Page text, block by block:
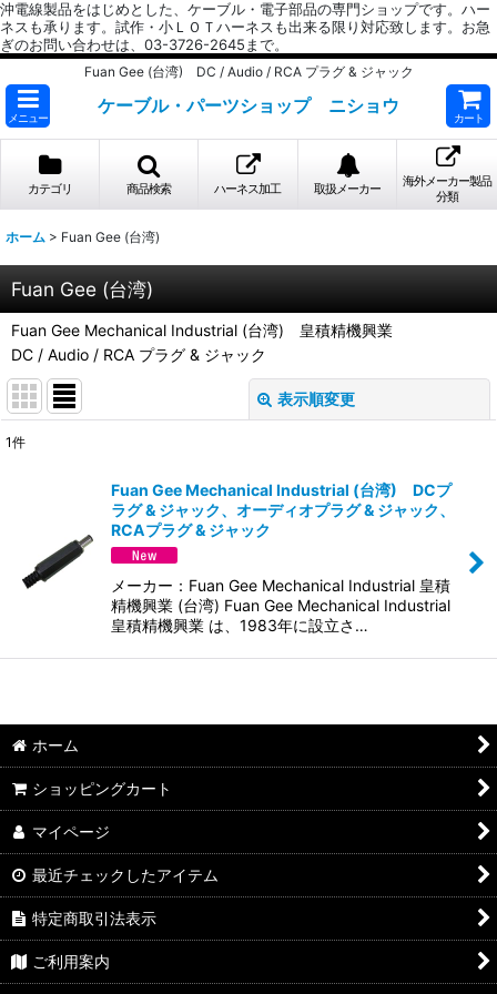
沖電線製品をはじめとした、ケーブル・電子部品の専門ショップです。ハー
ネスも承ります。試作・小ＬＯＴハーネスも出来る限り対応致します。お急
ぎのお問い合わせは、03-3726-2645まで。
Fuan Gee (台湾) DC / Audio / RCA プラグ & ジャック
メニュー
ケーブル・パーツショップ ニショウ
カート
カテゴリ 商品検索 ハーネス加工 取扱メーカー
海外メーカー製品
分類
ホーム > Fuan Gee (台湾)
Fuan Gee (台湾)
Fuan Gee Mechanical Industrial (台湾) 皇積精機興業
DC / Audio / RCA プラグ & ジャック
表示順変更
絞り込む
1件
Fuan Gee Mechanical Industrial (台湾) DCプ
ラグ & ジャック、オーディオプラグ & ジャック、
RCAプラグ & ジャック
メーカー：Fuan Gee Mechanical Industrial 皇積
精機興業 (台湾) Fuan Gee Mechanical Industrial
皇積精機興業 は、1983年に設立さ…
ホーム
ショッピングカート
マイページ
最近チェックしたアイテム
特定商取引法表示
ご利用案内